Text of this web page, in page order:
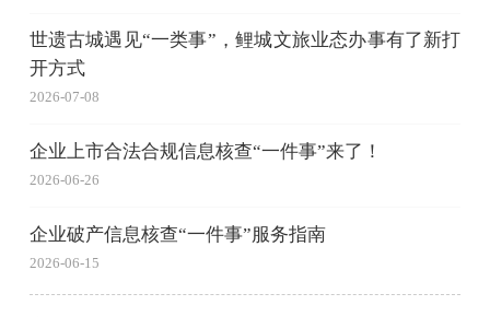
世遗古城遇见“一类事”，鲤城文旅业态办事有了新打
开方式
2026-07-08
企业上市合法合规信息核查“一件事”来了！
2026-06-26
企业破产信息核查“一件事”服务指南
2026-06-15